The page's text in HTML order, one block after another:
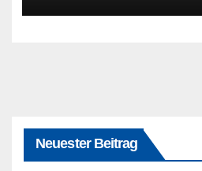
Neuester Beitrag